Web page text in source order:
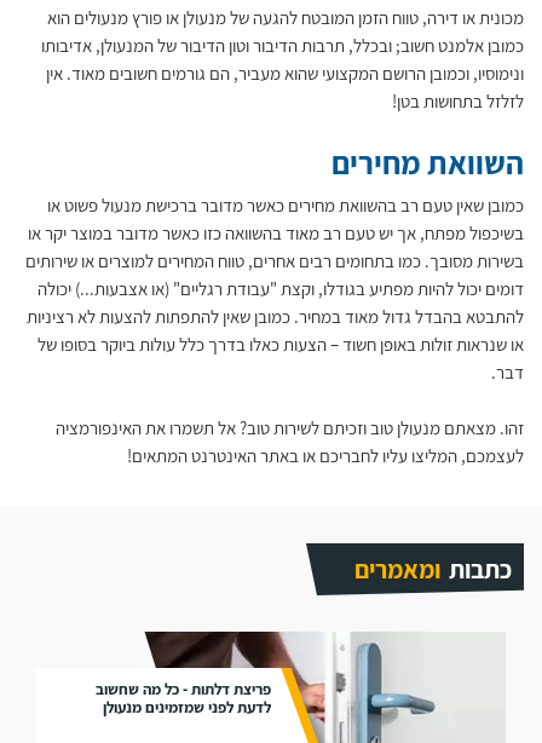
מכונית או דירה, טווח הזמן המובטח להגעה של מנעולן או פורץ מנעולים הוא
כמובן אלמנט חשוב; ובכלל, תרבות הדיבור וטון הדיבור של המנעולן, אדיבותו
ונימוסיו, וכמובן הרושם המקצועי שהוא מעביר, הם גורמים חשובים מאוד. אין
לזלזל בתחושות בטן!
השוואת מחירים
כמובן שאין טעם רב בהשוואת מחירים כאשר מדובר ברכישת מנעול פשוט או
בשיכפול מפתח, אך יש טעם רב מאוד בהשוואה כזו כאשר מדובר במוצר יקר או
בשירות מסובך. כמו בתחומים רבים אחרים, טווח המחירים למוצרים או שירותים
דומים יכול להיות מפתיע בגודלו, וקצת "עבודת רגליים" (או אצבעות...) יכולה
להתבטא בהבדל גדול מאוד במחיר. כמובן שאין להתפתות להצעות לא רציניות
או שנראות זולות באופן חשוד – הצעות כאלו בדרך כלל עולות ביוקר בסופו של
דבר.
זהו. מצאתם מנעולן טוב וזכיתם לשירות טוב? אל תשמרו את האינפורמציה
לעצמכם, המליצו עליו לחבריכם או באתר האינטרנט המתאים!
כתבות ומאמרים
פריצת דלתות - כל מה שחשוב
לדעת לפני שמזמינים מנעולן